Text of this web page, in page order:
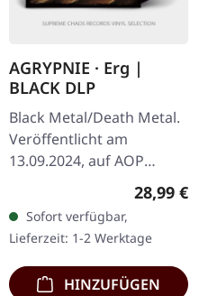
AGRYPNIE · Erg |
BLACK DLP
Black Metal/Death Metal.
Veröffentlicht am
13.09.2024, auf AOP
Records. Schwarzes
Doppel-Vinyl im Gatefold-
Cover. Agrypnie
entfesseln mit „Erg" ihr…
28,99 €
Sofort verfügbar,
Lieferzeit: 1-2 Werktage
HINZUFÜGEN